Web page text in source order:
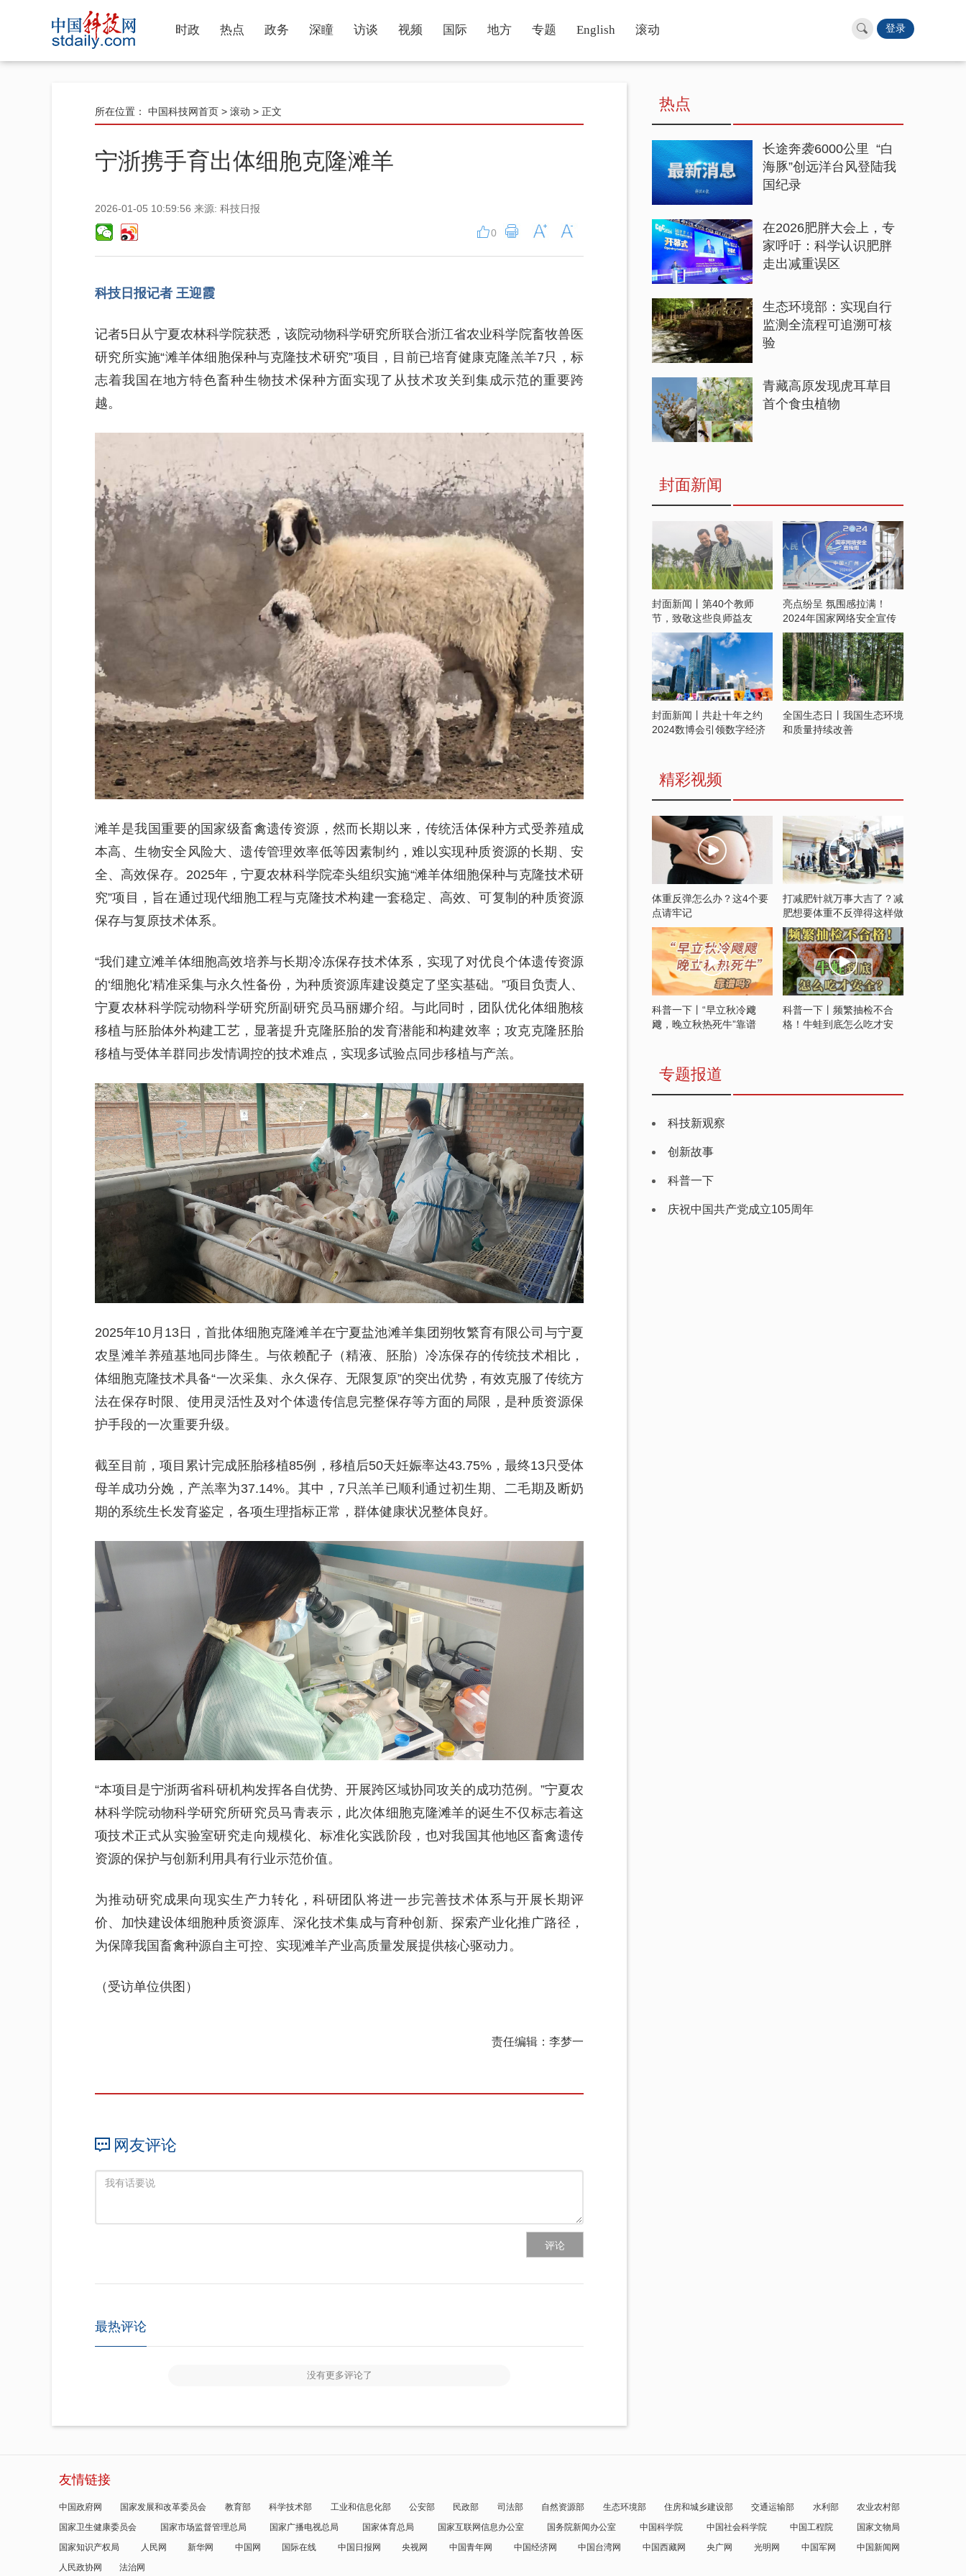
时政 热点 政务 深瞳 访谈 视频 国际 地方 专题 English 滚动 登录
所在位置： 中国科技网首页 > 滚动 > 正文
宁浙携手育出体细胞克隆滩羊
2026-01-05 10:59:56 来源: 科技日报
0
科技日报记者 王迎霞
记者5日从宁夏农林科学院获悉，该院动物科学研究所联合浙江省农业科学院畜牧兽医
研究所实施“滩羊体细胞保种与克隆技术研究”项目，目前已培育健康克隆羔羊7只，标
志着我国在地方特色畜种生物技术保种方面实现了从技术攻关到集成示范的重要跨
越。
滩羊是我国重要的国家级畜禽遗传资源，然而长期以来，传统活体保种方式受养殖成
本高、生物安全风险大、遗传管理效率低等因素制约，难以实现种质资源的长期、安
全、高效保存。2025年，宁夏农林科学院牵头组织实施“滩羊体细胞保种与克隆技术研
究”项目，旨在通过现代细胞工程与克隆技术构建一套稳定、高效、可复制的种质资源
保存与复原技术体系。
“我们建立滩羊体细胞高效培养与长期冷冻保存技术体系，实现了对优良个体遗传资源
的‘细胞化’精准采集与永久性备份，为种质资源库建设奠定了坚实基础。”项目负责人、
宁夏农林科学院动物科学研究所副研究员马丽娜介绍。与此同时，团队优化体细胞核
移植与胚胎体外构建工艺，显著提升克隆胚胎的发育潜能和构建效率；攻克克隆胚胎
移植与受体羊群同步发情调控的技术难点，实现多试验点同步移植与产羔。
2025年10月13日，首批体细胞克隆滩羊在宁夏盐池滩羊集团朔牧繁育有限公司与宁夏
农垦滩羊养殖基地同步降生。与依赖配子（精液、胚胎）冷冻保存的传统技术相比，
体细胞克隆技术具备“一次采集、永久保存、无限复原”的突出优势，有效克服了传统方
法在保存时限、使用灵活性及对个体遗传信息完整保存等方面的局限，是种质资源保
护手段的一次重要升级。
截至目前，项目累计完成胚胎移植85例，移植后50天妊娠率达43.75%，最终13只受体
母羊成功分娩，产羔率为37.14%。其中，7只羔羊已顺利通过初生期、二毛期及断奶
期的系统生长发育鉴定，各项生理指标正常，群体健康状况整体良好。
“本项目是宁浙两省科研机构发挥各自优势、开展跨区域协同攻关的成功范例。”宁夏农
林科学院动物科学研究所研究员马青表示，此次体细胞克隆滩羊的诞生不仅标志着这
项技术正式从实验室研究走向规模化、标准化实践阶段，也对我国其他地区畜禽遗传
资源的保护与创新利用具有行业示范价值。
为推动研究成果向现实生产力转化，科研团队将进一步完善技术体系与开展长期评
价、加快建设体细胞种质资源库、深化技术集成与育种创新、探索产业化推广路径，
为保障我国畜禽种源自主可控、实现滩羊产业高质量发展提供核心驱动力。
（受访单位供图）
责任编辑：李梦一
网友评论
评论
最热评论
没有更多评论了
热点
长途奔袭6000公里 “白
海豚”创远洋台风登陆我
国纪录
在2026肥胖大会上，专
家呼吁：科学认识肥胖
走出减重误区
生态环境部：实现自行
监测全流程可追溯可核
验
青藏高原发现虎耳草目
首个食虫植物
封面新闻
封面新闻丨第40个教师
节，致敬这些良师益友
亮点纷呈 氛围感拉满！
2024年国家网络安全宣传
周开启
封面新闻丨共赴十年之约
2024数博会引领数字经济
全国生态日丨我国生态环境
和质量持续改善
精彩视频
体重反弹怎么办？这4个要
点请牢记
打减肥针就万事大吉了？减
肥想要体重不反弹得这样做
科普一下丨“早立秋冷飕
飕，晚立秋热死牛”靠谱
科普一下丨频繁抽检不合
格！牛蛙到底怎么吃才安
专题报道
科技新观察
创新故事
科普一下
庆祝中国共产党成立105周年
友情链接
中国政府网 国家发展和改革委员会 教育部 科学技术部 工业和信息化部 公安部 民政部 司法部 自然资源部 生态环境部 住房和城乡建设部 交通运输部 水利部
农业农村部
国家卫生健康委员会
国家市场监督管理总局 国家广播电视总局 国家体育总局 国家互联网信息办公室 国务院新闻办公室 中国科学院 中国社会科学院 中国工程院
国家文物局
国家知识产权局
人民网 新华网 中国网 国际在线 中国日报网 央视网 中国青年网 中国经济网 中国台湾网 中国西藏网 央广网 光明网 中国军网
中国新闻网
人民政协网
法治网